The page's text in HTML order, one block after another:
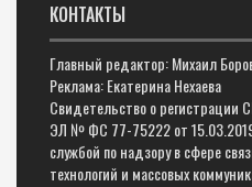
КОНТАКТЫ
Главный редактор: Михаил
Реклама: Екатерина Нехаева
Свидетельство о регистрации
ЭЛ № ФС 77-75222 от
службой по надзору в сфере
технологий и массовых